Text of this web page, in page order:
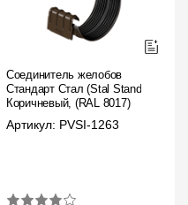
Соединитель желобов
Стандарт Стал (Stal Standard)
Коричневый, (RAL 8017)
Артикул: PVSI-1263